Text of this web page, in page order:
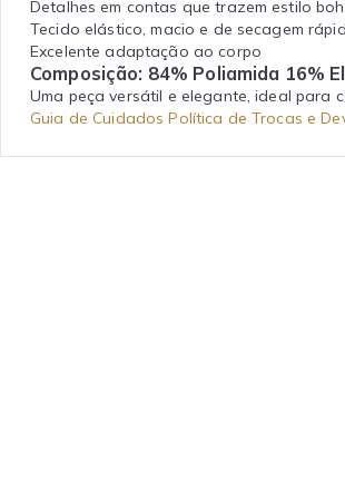
Detalhes em contas que trazem estilo
Tecido elástico, macio e de secagem
Excelente adaptação ao corpo
Composição: 84% Poliamida 16%
Uma peça versátil e elegante, ideal para
Guia de Cuidados Política de Trocas e